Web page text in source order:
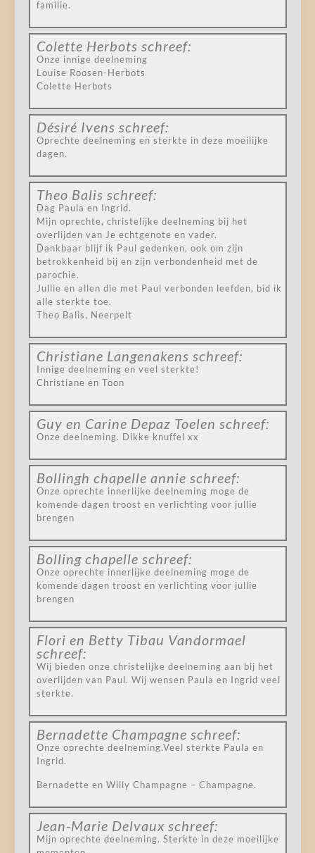
familie.
Colette Herbots schreef:
Onze innige deelneming
Louise Roosen-Herbots
Colette Herbots
Désiré Ivens schreef:
Oprechte deelneming en sterkte in deze moeilijke
dagen.
Theo Balis schreef:
Dag Paula en Ingrid.
Mijn oprechte, christelijke deelneming bij het
overlijden van Je echtgenote en vader.
Dankbaar blijf ik Paul gedenken, ook om zijn
betrokkenheid bij en zijn verbondenheid met de
parochie.
Jullie en allen die met Paul verbonden leefden, bid ik
alle sterkte toe.
Theo Balis, Neerpelt
Christiane Langenakens schreef:
Innige deelneming en veel sterkte!
Christiane en Toon
Guy en Carine Depaz Toelen schreef:
Onze deelneming. Dikke knuffel xx
Bollingh chapelle annie schreef:
Onze oprechte innerlijke deelneming moge de
komende dagen troost en verlichting voor jullie
brengen
Bolling chapelle schreef:
Onze oprechte innerlijke deelneming moge de
komende dagen troost en verlichting voor jullie
brengen
Flori en Betty Tibau Vandormael
schreef:
Wij bieden onze christelijke deelneming aan bij het
overlijden van Paul. Wij wensen Paula en Ingrid veel
sterkte.
Bernadette Champagne schreef:
Onze oprechte deelneming.Veel sterkte Paula en
Ingrid.
Bernadette en Willy Champagne – Champagne.
Jean-Marie Delvaux schreef:
Mijn oprechte deelneming. Sterkte in deze moeilijke